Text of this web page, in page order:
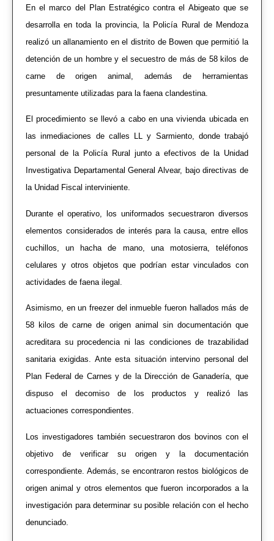
En el marco del Plan Estratégico contra el Abigeato que se
desarrolla en toda la provincia, la Policía Rural de Mendoza
realizó un allanamiento en el distrito de Bowen que permitió la
detención de un hombre y el secuestro de más de 58 kilos de
carne de origen animal, además de herramientas
presuntamente utilizadas para la faena clandestina.
El procedimiento se llevó a cabo en una vivienda ubicada en
las inmediaciones de calles LL y Sarmiento, donde trabajó
personal de la Policía Rural junto a efectivos de la Unidad
Investigativa Departamental General Alvear, bajo directivas de
la Unidad Fiscal interviniente.
Durante el operativo, los uniformados secuestraron diversos
elementos considerados de interés para la causa, entre ellos
cuchillos, un hacha de mano, una motosierra, teléfonos
celulares y otros objetos que podrían estar vinculados con
actividades de faena ilegal.
Asimismo, en un freezer del inmueble fueron hallados más de
58 kilos de carne de origen animal sin documentación que
acreditara su procedencia ni las condiciones de trazabilidad
sanitaria exigidas. Ante esta situación intervino personal del
Plan Federal de Carnes y de la Dirección de Ganadería, que
dispuso el decomiso de los productos y realizó las
actuaciones correspondientes.
Los investigadores también secuestraron dos bovinos con el
objetivo de verificar su origen y la documentación
correspondiente. Además, se encontraron restos biológicos de
origen animal y otros elementos que fueron incorporados a la
investigación para determinar su posible relación con el hecho
denunciado.